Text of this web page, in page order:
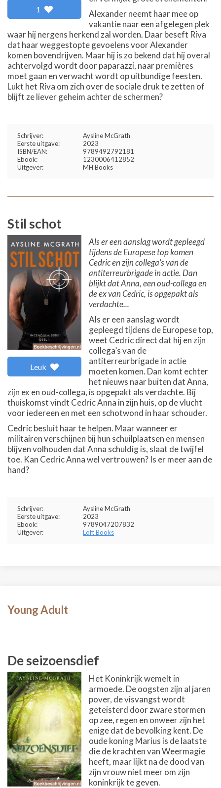
1
Alexander neemt haar mee op
vakantie naar een afgelegen plek
waar hij nergens herkend zal worden. Daar beseft Riva
dat haar weggestopte gevoelens voor Alexander
komen bovendrijven. Maar hij is zo bekend dat hij overal
achtervolgd wordt door paparazzi, naar premières
moet gaan en verwacht wordt op uitbundige feesten.
Lukt het Riva om zich over de sociale druk te zetten of
blijft ze liever geheim achter de schermen?
Schrijver:
Aysline McGrath
Eerste uitgave:
2023
ISBN/EAN:
9789492792181
Ebook:
1230006412852
Uitgever:
MH Books
Stil schot
Leuk
Als er een aanslag wordt gepleegd
tijdens de Europese top komen
Cedric en zijn collega’s van de
antiterreurbrigade in actie. Dan
blijkt dat Anna, een oud-collega en
de ex van Cedric, is opgepakt als
verdachte...
Als er een aanslag wordt
gepleegd tijdens de Europese top,
weet Cedric direct dat hij en zijn
collega’s van de
antiterreurbrigade in actie
moeten komen. Dan komt echter
het nieuws naar buiten dat Anna,
zijn ex en oud-collega, is opgepakt als verdachte. Bij
thuiskomst vindt Cedric Anna in zijn huis, op de vlucht
voor iedereen en met een schotwond in haar schouder.
Cedric besluit haar te helpen. Maar wanneer er
militairen verschijnen bij hun schuilplaatsen en mensen
blijven volhouden dat Anna schuldig is, slaat de twijfel
toe. Kan Cedric Anna wel vertrouwen? Is er meer aan de
hand?
Schrijver:
Aysline McGrath
Eerste uitgave:
2023
Ebook:
9789047207832
Uitgever:
Loft Books
Young Adult
De seizoensdief
Het Koninkrijk wemelt in
armoede. De oogsten zijn al jaren
pover, de visvangst wordt
geteisterd door zware stormen
op zee, regen en onweer zijn het
enige dat de bevolking kent. De
oude koning Marius is de laatste
die de krachten van Weermagie
heeft, maar lijkt na de dood van
zijn vrouw niet meer om zijn
koninkrijk te geven.